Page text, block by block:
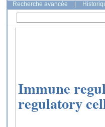
Recherche avancée
Immune
regulatory